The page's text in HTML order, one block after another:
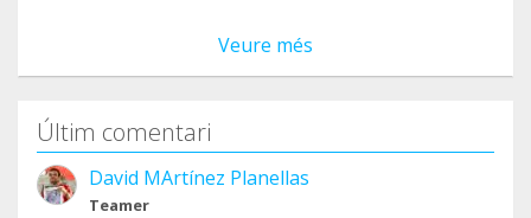
Veure més
Últim comentari
David MArtínez Planellas
Teamer